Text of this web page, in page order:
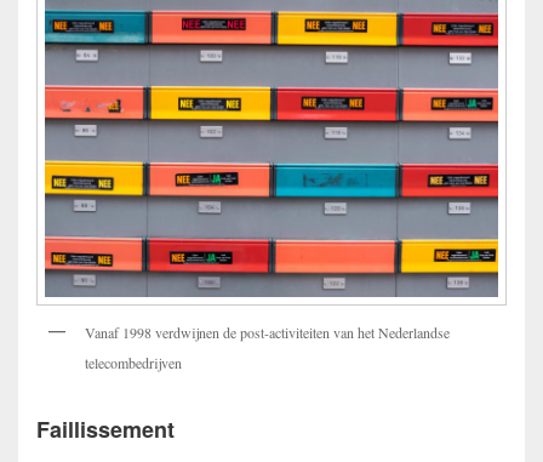
Vanaf 1998 verdwijnen de post-activiteiten van het Nederlandse
telecombedrijven
Faillissement